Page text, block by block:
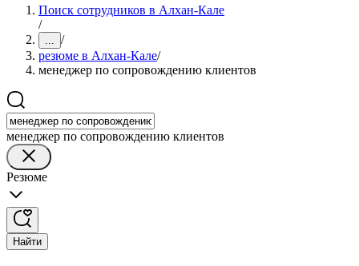
Поиск сотрудников в Алхан-Кале
/
... /
резюме в Алхан-Кале/
менеджер по сопровождению клиентов
менеджер по сопровождению клиентов
Резюме
Найти